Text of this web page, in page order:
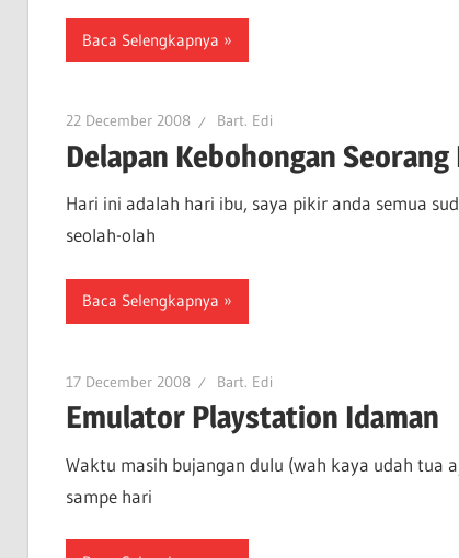
Baca Selengkapnya
22 December 2008 Bart. Edi
Delapan Kebohongan
Hari ini adalah hari ibu, saya pikir anda semua
seolah-olah
Baca Selengkapnya
17 December 2008 Bart. Edi
Emulator Playstation Idaman
Waktu masih bujangan dulu (wah kaya udah tua
sampe hari